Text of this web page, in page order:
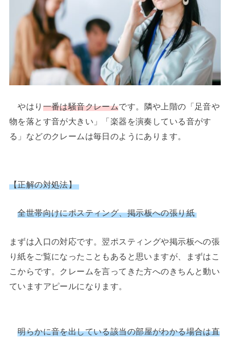
やはり 一番は騒音クレームです。隣や上階の「足音や
物を落とす音が大きい」「楽器を演奏している音がす
る」などのクレームは毎日のようにあります。
【正解の対処法】
全世帯向けにポスティング、掲示板への張り紙
まずは入口の対応です。翌ポスティングや掲示板への張
り紙をご覧になったこともあると思いますが、まずはこ
こからです。クレームを言ってきた方へのきちんと動い
ていますアピールになります。
明らかに音を出している該当の部屋がわかる場合は直